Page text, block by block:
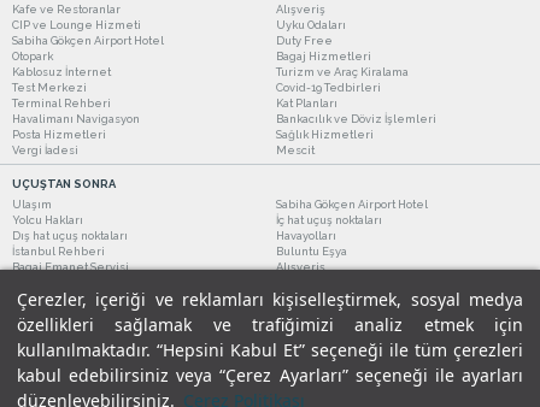
Çerezler, içeriği ve reklamları kişiselleştirmek, sosyal medya
özellikleri sağlamak ve trafiğimizi analiz etmek için
kullanılmaktadır. “Hepsini Kabul Et” seçeneği ile tüm çerezleri
kabul edebilirsiniz veya “Çerez Ayarları” seçeneği ile ayarları
düzenleyebilirsiniz. Çerez Politikası
Kafe ve Restoranlar
Alışveriş
CIP ve Lounge Hizmeti
Uyku Odaları
Sabiha Gökçen Airport Hotel
Duty Free
Otopark
Bagaj Hizmetleri
Kablosuz İnternet
Turizm ve Araç Kiralama
Test Merkezi
Covid-19 Tedbirleri
Terminal Rehberi
Kat Planları
Havalimanı Navigasyon
Bankacılık ve Döviz İşlemleri
Posta Hizmetleri
Sağlık Hizmetleri
Vergi İadesi
Mescit
UÇUŞTAN SONRA
Ulaşım
Sabiha Gökçen Airport Hotel
Yolcu Hakları
İç hat uçuş noktaları
Dış hat uçuş noktaları
Havayolları
İstanbul Rehberi
Buluntu Eşya
Bagaj Emanet Servisi
Alışveriş